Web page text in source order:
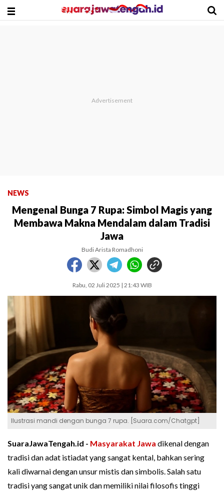
NEWS
Mengenal Bunga 7 Rupa: Simbol Magis yang
Membawa Makna Mendalam dalam Tradisi
Jawa
Budi Arista Romadhoni
Rabu, 02 Juli 2025 | 21:43 WIB
Ilustrasi mandi dengan bunga 7 rupa. [Suara.com/Chatgpt]
SuaraJawaTengah.id - Masyarakat Jawa dikenal dengan
tradisi dan adat istiadat yang sangat kental, bahkan sering
kali diwarnai dengan unsur mistis dan simbolis. Salah satu
tradisi yang sangat unik dan memiliki nilai filosofis tinggi